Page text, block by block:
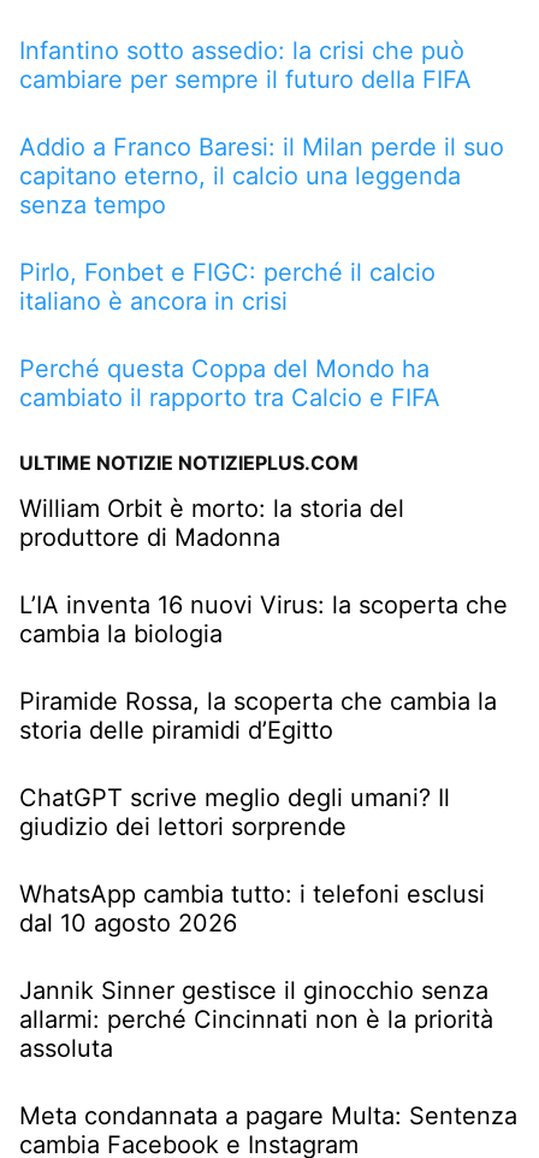
Infantino sotto assedio: la crisi che può
cambiare per sempre il futuro della FIFA
Addio a Franco Baresi: il Milan perde il suo
capitano eterno, il calcio una leggenda
senza tempo
Pirlo, Fonbet e FIGC: perché il calcio
italiano è ancora in crisi
Perché questa Coppa del Mondo ha
cambiato il rapporto tra Calcio e FIFA
ULTIME NOTIZIE NOTIZIEPLUS.COM
William Orbit è morto: la storia del
produttore di Madonna
L’IA inventa 16 nuovi Virus: la scoperta che
cambia la biologia
Piramide Rossa, la scoperta che cambia la
storia delle piramidi d’Egitto
ChatGPT scrive meglio degli umani? Il
giudizio dei lettori sorprende
WhatsApp cambia tutto: i telefoni esclusi
dal 10 agosto 2026
Jannik Sinner gestisce il ginocchio senza
allarmi: perché Cincinnati non è la priorità
assoluta
Meta condannata a pagare Multa: Sentenza
cambia Facebook e Instagram